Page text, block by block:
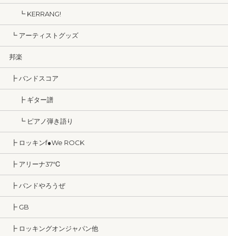
┗ KERRANG!
┗ アーティストグッズ
邦楽
┣ バンドスコア
┣ ギター譜
┗ ピアノ弾き語り
┣ ロッキンf●We ROCK
┣ アリーナ37℃
┣ バンドやろうぜ
┣ GB
┣ ロッキングオンジャパン他